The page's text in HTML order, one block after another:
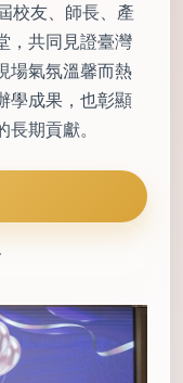
校友、師長、產
，共同見證臺灣
場氣氛溫馨而熱
學成果，也彰顯
期貢獻。